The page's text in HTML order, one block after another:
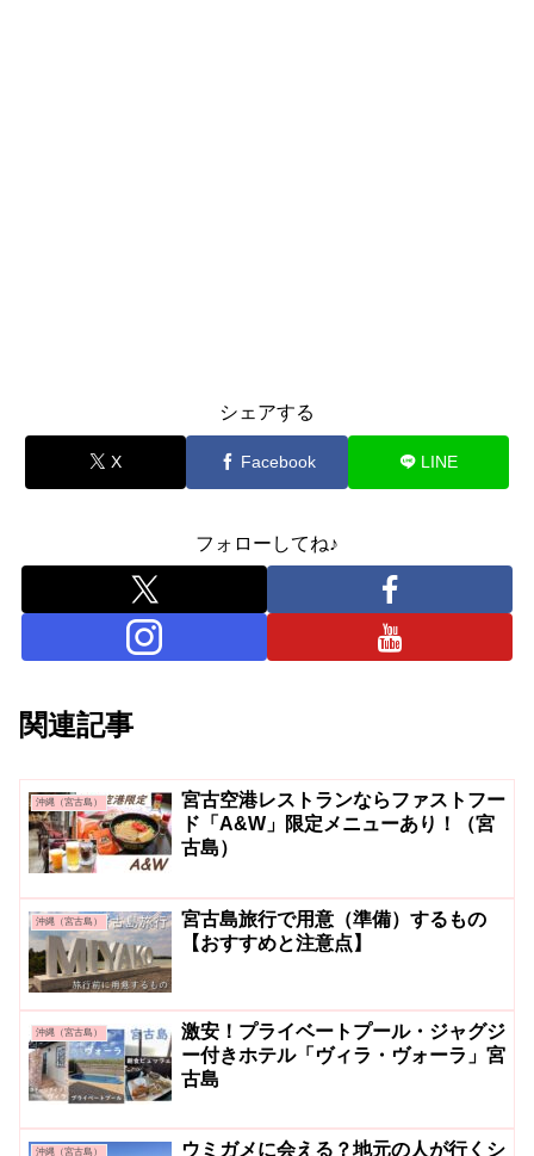
シェアする
X Facebook LINE
フォローしてね♪
関連記事
沖縄（宮古島）
宮古空港レストランならファストフー
ド「A&W」限定メニューあり！（宮
古島）
沖縄（宮古島）
宮古島旅行で用意（準備）するもの
【おすすめと注意点】
沖縄（宮古島）
激安！プライベートプール・ジャグジ
ー付きホテル「ヴィラ・ヴォーラ」宮
古島
沖縄（宮古島）
ウミガメに会える？地元の人が行くシ